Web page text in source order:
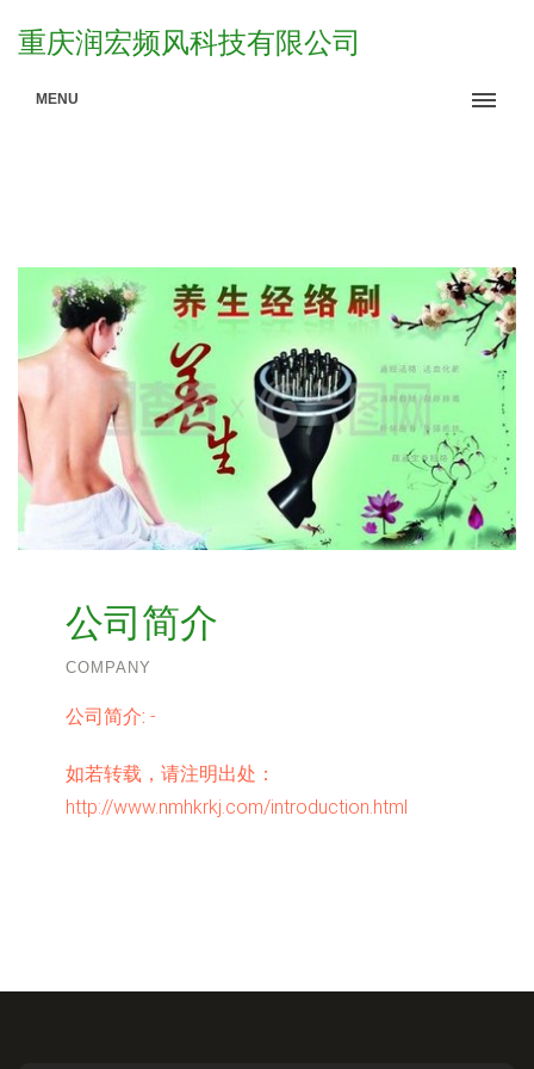
重庆润宏频风科技有限公司
MENU
公司简介
COMPANY
公司简介: -
如若转载，请注明出处：
http://www.nmhkrkj.com/introduction.html